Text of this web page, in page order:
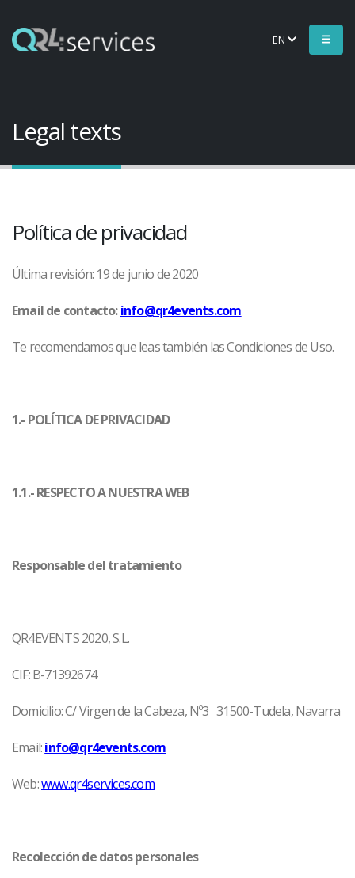
EN
Legal texts
Política de privacidad
Última revisión: 19 de junio de 2020
Email de contacto:info@qr4events.com
Te recomendamos que leas también las Condiciones de Uso.
1.- POLÍTICA DE PRIVACIDAD
1.1.- RESPECTO A NUESTRA WEB
Responsable del tratamiento
QR4EVENTS 2020, S.L.
CIF: B-71392674
Domicilio: C/ Virgen de la Cabeza, Nº3 31500-Tudela, Navarra
Email:info@qr4events.com
Web:www.qr4services.com
Recolección de datos personales